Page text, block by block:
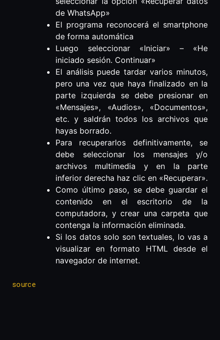
de WhatsApp»
El programa reconocerá el smartphone
de forma automática
Luego seleccionar «Iniciar» – «He
iniciado sesión. Continuar»
El análisis puede tardar varios minutos,
pero una vez que haya finalizado en la
parte izquierda se debe presionar en
«Mensajes», «Audios», «Documentos»,
etc. y saldrán todos los archivos que
hayas borrado.
Para recuperarlos definitivamente, se
debe seleccionar los mensajes y/o
archivos multimedia y en la parte
inferior derecha haz clic en «Recuperar».
Como último paso, se debe guardar el
contenido en el escritorio de la
computadora, y crear una carpeta que
contenga la información eliminada.
Si los datos solo son textuales, lo vas a
visualizar en formato HTML desde el
navegador de internet.
source